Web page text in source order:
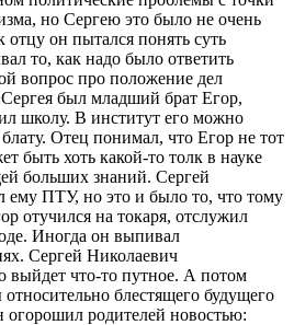
но Сергею это было не очень
отцу он пытался понять суть
то, как надо было ответить
вопрос про положение дел
был младший брат Егор,
школу. В институт его можно
Отец понимал, что Егор не тот
быть хоть какой-то толк в науке
больших знаний. Сергей
ему ПТУ, но это и было то, что тому
отучился на токаря, отслужил
Иногда он выпивал
Сергей Николаевич
выйдет что-то путное. А потом
блестящего будущего
огорошил родителей новостью: